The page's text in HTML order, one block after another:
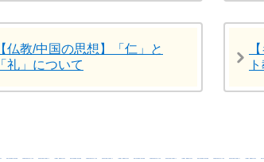
【仏教/中国の思想】「仁」と
「礼」について